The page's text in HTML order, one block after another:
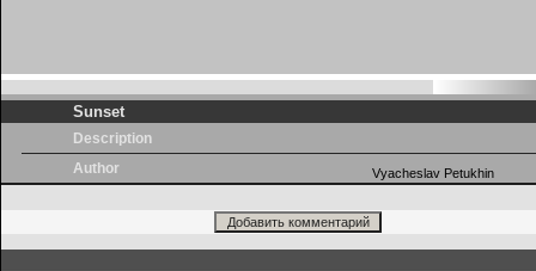
Sunset
Description
Author
Vyacheslav Petukhin